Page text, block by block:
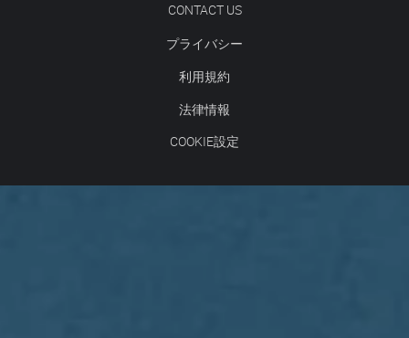
CONTACT US
プライバシー
利用規約
法律情報
COOKIE設定